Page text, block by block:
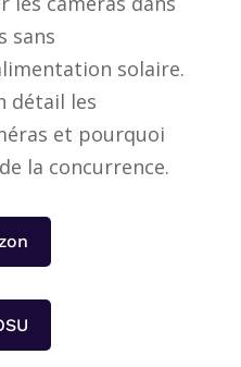
sans
solaire.
détail les
et pourquoi
la concurrence.